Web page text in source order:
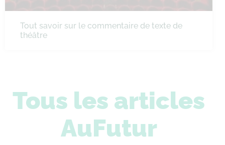
Tout savoir sur le commentaire de texte de
théâtre
Tous les articles
AuFutur